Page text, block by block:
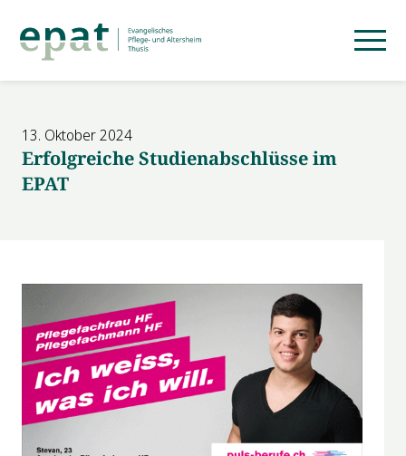
13. Oktober 2024
Erfolgreiche Studienabschlüsse im
EPAT